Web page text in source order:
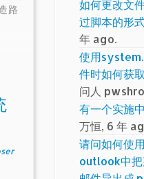
路
如何更改文
过脚本的形
年 ago.
使用
件时如何获
问人
有一个实施
万恒, 6 年
请问如何使
outlook中把